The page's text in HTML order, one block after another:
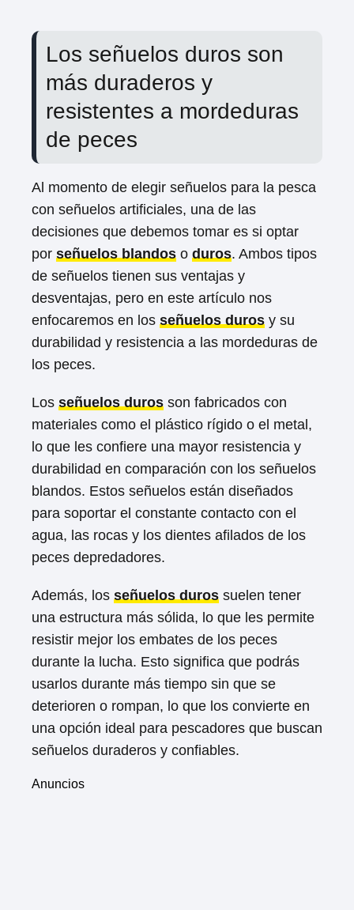
Los señuelos duros son
más duraderos y
resistentes a mordeduras
de peces
Al momento de elegir señuelos para la pesca
con señuelos artificiales, una de las
decisiones que debemos tomar es si optar
por señuelos blandos o duros. Ambos tipos
de señuelos tienen sus ventajas y
desventajas, pero en este artículo nos
enfocaremos en los señuelos duros y su
durabilidad y resistencia a las mordeduras de
los peces.
Los señuelos duros son fabricados con
materiales como el plástico rígido o el metal,
lo que les confiere una mayor resistencia y
durabilidad en comparación con los señuelos
blandos. Estos señuelos están diseñados
para soportar el constante contacto con el
agua, las rocas y los dientes afilados de los
peces depredadores.
Además, los señuelos duros suelen tener
una estructura más sólida, lo que les permite
resistir mejor los embates de los peces
durante la lucha. Esto significa que podrás
usarlos durante más tiempo sin que se
deterioren o rompan, lo que los convierte en
una opción ideal para pescadores que buscan
señuelos duraderos y confiables.
Anuncios